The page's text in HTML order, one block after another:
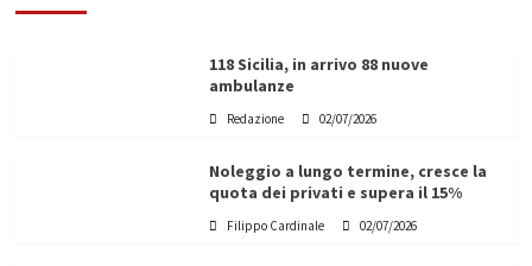
118 Sicilia, in arrivo 88 nuove
ambulanze
Redazione 02/07/2026
Noleggio a lungo termine, cresce la
quota dei privati e supera il 15%
Filippo Cardinale 02/07/2026